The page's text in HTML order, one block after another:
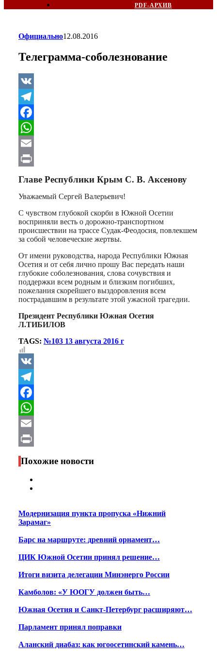
PDF-АРХИВ
Официально12.08.2016
Телеграмма-соболезнование
VK
Telegram
Facebook
WhatsApp
Email
Главе Республики Крым С. В. Аксенову
Уважаемый Сергей Валерьевич!
С чувством глубокой скорби в Южной Осетии
восприняли весть о дорожно-транспортном
происшествии на трассе Судак-Феодосия, повлекшем
за собой человеческие жертвы.
От имени руководства, народа Республики Южная
Осетия и от себя лично прошу Вас передать наши
глубокие соболезнования, слова сочувствия и
поддержки всем родным и близким погибших,
пожелания скорейшего выздоровления всем
пострадавшим в результате этой ужасной трагедии.
Президент Республики Южная Осетия
Л.ТИБИЛОВ
TAGS: №103 13 августа 2016 г
VK
Telegram
Facebook
WhatsApp
Email
Print
Похожие новости
Модернизация пункта пропуска «Нижний
Зарамаг»
Барс на маршруте: древний орнамент…
ЦИК Южной Осетии принял решение…
Итоги визита делегации Минэнерго России
Камболов: «У ЮОГУ должен быть…
Южная Осетия и Санкт-Петербург расширяют…
Парламент принял поправки
Аланский диабаз: как югоосетинский камень…